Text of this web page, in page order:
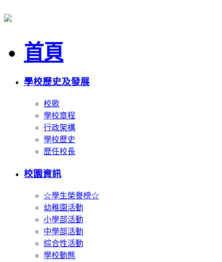
首頁
學校歷史及發展
校歌
學校章程
行政架構
學校歷史
歷任校長
校園資訊
☆學生榮譽榜☆
幼稚園活動
小學部活動
中學部活動
綜合性活動
學校動態